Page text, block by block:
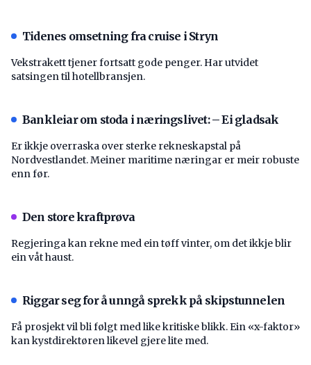
Tidenes omsetning fra cruise i Stryn
Vekstrakett tjener fortsatt gode penger. Har utvidet
satsingen til hotellbransjen.
Bankleiar om stoda i næringslivet: – Ei gladsak
Er ikkje overraska over sterke rekneskapstal på
Nordvestlandet. Meiner maritime næringar er meir robuste
enn før.
Den store kraftprøva
Regjeringa kan rekne med ein tøff vinter, om det ikkje blir
ein våt haust.
Riggar seg for å unngå sprekk på skipstunnelen
Få prosjekt vil bli følgt med like kritiske blikk. Ein «x-faktor»
kan kystdirektøren likevel gjere lite med.